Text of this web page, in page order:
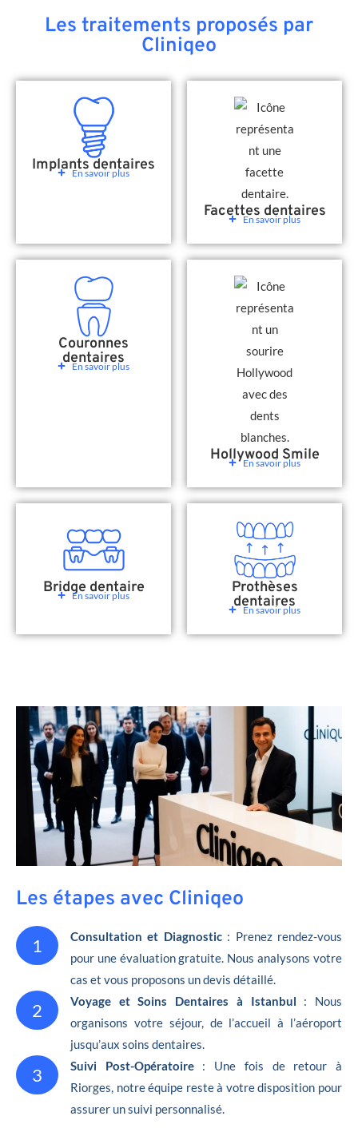
Les traitements proposés par
Cliniqeo
Implants dentaires
En savoir plus
Facettes dentaires
En savoir plus
Couronnes
dentaires
En savoir plus
Hollywood Smile
En savoir plus
Bridge dentaire
En savoir plus Prothèses
dentaires
En savoir plus
Les étapes avec Cliniqeo
1 Consultation et Diagnostic: Prenez rendez-vous
pour une évaluation gratuite. Nous analysons votre
cas et vous proposons un devis détaillé.
2 Voyage et Soins Dentaires à Istanbul : Nous
organisons votre séjour, de l’accueil à l’aéroport
jusqu’aux soins dentaires.
3 Suivi Post-Opératoire : Une fois de retour à
Riorges, notre équipe reste à votre disposition pour
assurer un suivi personnalisé.